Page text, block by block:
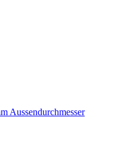
Aussendurchmesser